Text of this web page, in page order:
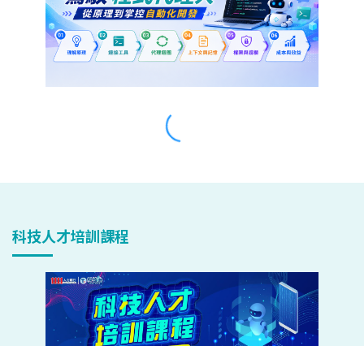
科技人才培訓課程